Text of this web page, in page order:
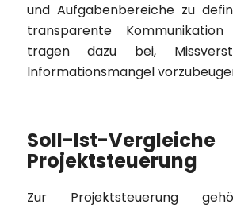
und Aufgabenbereiche zu
transparente Kommunikation
tragen dazu bei,
Informationsmangel
Soll-Ist-
Projektsteuerung
Zur Projektsteuerung